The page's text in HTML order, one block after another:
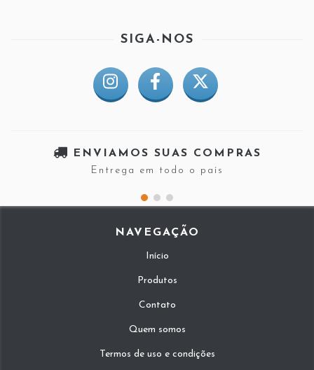
SIGA-NOS
ENVIAMOS SUAS COMPRAS
Entrega em todo o país
NAVEGAÇÃO
Início
Produtos
Contato
Quem somos
Termos de uso e condições